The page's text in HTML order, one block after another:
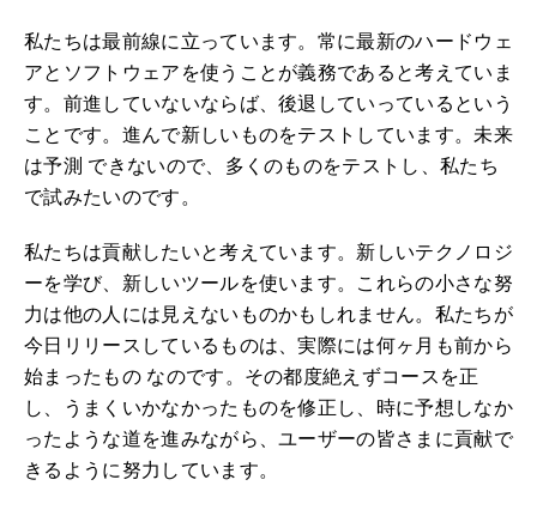
私たちは最前線に立っています。常に最新のハードウェ
アとソフトウェアを使うことが義務であると考えていま
す。前進していないならば、後退していっているという
ことです。進んで新しいものをテストしています。未来
は予測 できないので、多くのものをテストし、私たち
で試みたいのです。
私たちは貢献したいと考えています。新しいテクノロジ
ーを学び、新しいツールを使います。これらの小さな努
力は他の人には見えないものかもしれません。私たちが
今日リリースしているものは、実際には何ヶ月も前から
始まったもの なのです。その都度絶えずコースを正
し、うまくいかなかったものを修正し、時に予想しなか
ったような道を進みながら、ユーザーの皆さまに貢献で
きるように努力しています。